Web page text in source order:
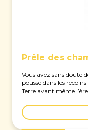
Prêle des
Vous avez sans doute
pousse dans les
Terre avant même
les